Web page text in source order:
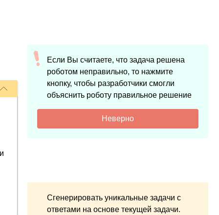
Если Вы считаете, что задача решена
роботом неправильно, то нажмите
кнопку, чтобы разработчики смогли
объяснить роботу правильное решение
Неверно
Сгенерировать уникальные задачи с
ответами на основе текущей задачи.